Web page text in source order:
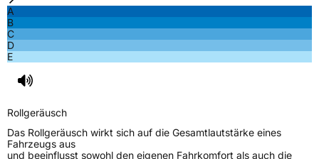
A
B
C
D
E
Rollgeräusch
Das Rollgeräusch wirkt sich auf die Gesamtlautstärke eines
Fahrzeugs aus
und beeinflusst sowohl den eigenen Fahrkomfort als auch die